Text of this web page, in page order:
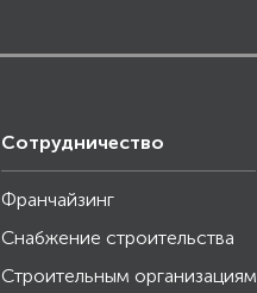
Сотрудничество
Франчайзинг
Снабжение строительства
Строительным организациям